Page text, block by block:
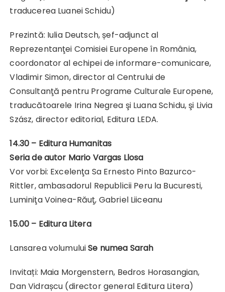
traducerea Luanei Schidu)
Prezintă: Iulia Deutsch, șef-adjunct al
Reprezentanţei Comisiei Europene în România,
coordonator al echipei de informare-comunicare,
Vladimir Simon, director al Centrului de
Consultanţă pentru Programe Culturale Europene,
traducătoarele Irina Negrea şi Luana Schidu, şi Livia
Szász, director editorial, Editura LEDA.
14.30 – Editura Humanitas
Seria de autor Mario Vargas Llosa
Vor vorbi: Excelenţa Sa Ernesto Pinto Bazurco-
Rittler, ambasadorul Republicii Peru la Bucuresti,
Luminiţa Voinea-Răuţ, Gabriel Liiceanu
15.00 – Editura Litera
Lansarea volumuluiSe numea Sarah
Invitați: Maia Morgenstern, Bedros Horasangian,
Dan Vidrașcu (director general Editura Litera)